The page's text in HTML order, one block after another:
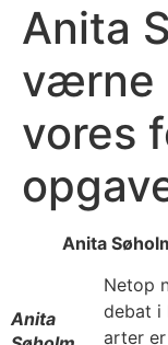
Anita
værne
vores
Anita
Anita
Netop
debat i
arter